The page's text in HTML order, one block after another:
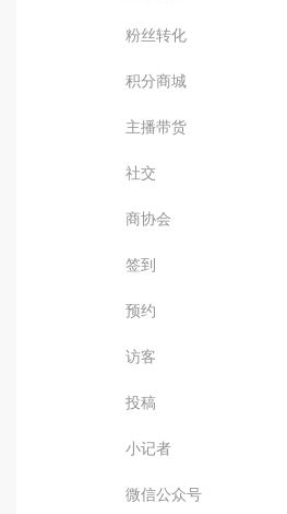
粉丝转化
积分商城
主播带货
社交
商协会
签到
预约
访客
投稿
小记者
微信公众号